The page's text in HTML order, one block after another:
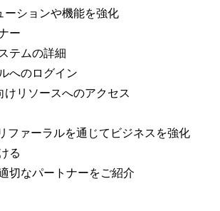
ーションや機能を強化
ー
テムの詳細
へのログイン
けリソースへのアクセス
ファーラルを通じてビジネスを強化
る
切なパートナーをご紹介